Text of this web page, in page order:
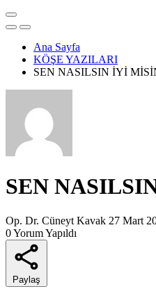
Ana Sayfa
KÖŞE YAZILARI
SEN NASILSIN İYİ
SEN
Op. Dr. Cüneyt Kavak 27 Mart
0 Yorum Yapıldı
Paylaş